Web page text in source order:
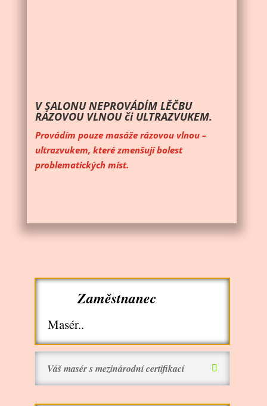
V SALONU NEPROVÁDÍM LĚČBU
RÁZOVOU VLNOU či ULTRAZVUKEM.
Provádím pouze masáže rázovou vlnou –
ultrazvukem, které zmenšují bolest
problematických míst.
Zaměstnanec
Masér..
Váš masér s mezinárodní certifikací